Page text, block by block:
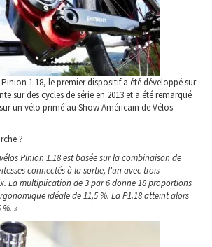
1.18, le premier dispositif a été développé sur
sur des cycles de série en 2013 et a été remarqué
un vélo primé au Show Américain de Vélos
?
Pinion 1.18 est basée sur la combinaison de
connectés à la sortie, l'un avec trois
La multiplication de 3 par 6 donne 18 proportions
idéale de 11,5 %. La P1.18 atteint alors
»